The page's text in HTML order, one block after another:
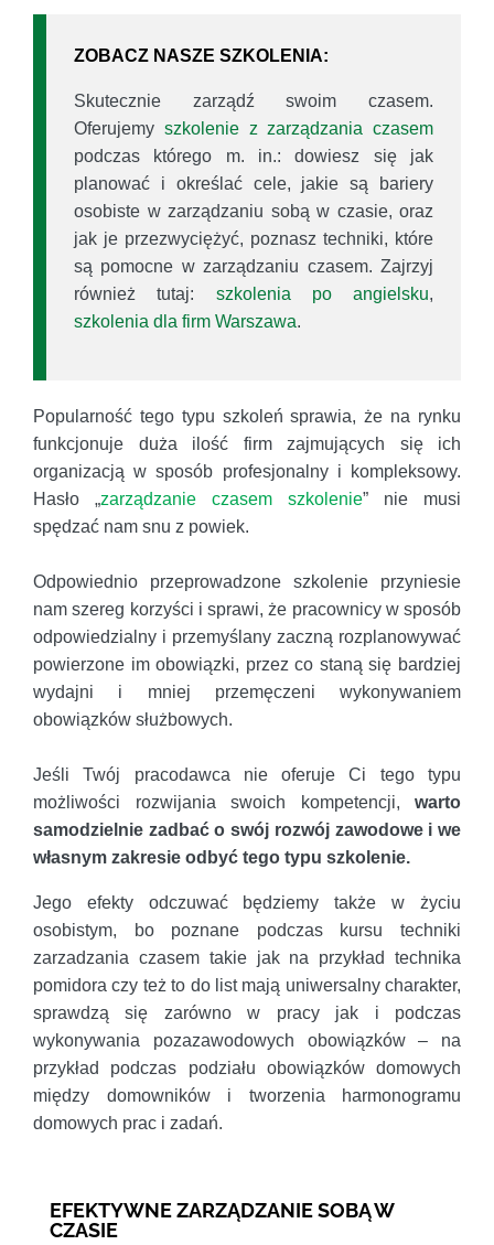
ZOBACZ NASZE SZKOLENIA:
Skutecznie zarządź swoim czasem.
Oferujemy szkolenie z zarządzania czasem
podczas którego m. in.: dowiesz się jak
planować i określać cele, jakie są bariery
osobiste w zarządzaniu sobą w czasie, oraz
jak je przezwyciężyć, poznasz techniki, które
są pomocne w zarządzaniu czasem. Zajrzyj
również tutaj: szkolenia po angielsku,
szkolenia dla firm Warszawa.
Popularność tego typu szkoleń sprawia, że na rynku
funkcjonuje duża ilość firm zajmujących się ich
organizacją w sposób profesjonalny i kompleksowy.
Hasło „zarządzanie czasem szkolenie” nie musi
spędzać nam snu z powiek.
Odpowiednio przeprowadzone szkolenie przyniesie
nam szereg korzyści i sprawi, że pracownicy w sposób
odpowiedzialny i przemyślany zaczną rozplanowywać
powierzone im obowiązki, przez co staną się bardziej
wydajni i mniej przemęczeni wykonywaniem
obowiązków służbowych.
Jeśli Twój pracodawca nie oferuje Ci tego typu
możliwości rozwijania swoich kompetencji, warto
samodzielnie zadbać o swój rozwój zawodowe i we
własnym zakresie odbyć tego typu szkolenie.
Jego efekty odczuwać będziemy także w życiu
osobistym, bo poznane podczas kursu techniki
zarzadzania czasem takie jak na przykład technika
pomidora czy też to do list mają uniwersalny charakter,
sprawdzą się zarówno w pracy jak i podczas
wykonywania pozazawodowych obowiązków – na
przykład podczas podziału obowiązków domowych
między domowników i tworzenia harmonogramu
domowych prac i zadań.
EFEKTYWNE ZARZĄDZANIE SOBĄ W
CZASIE